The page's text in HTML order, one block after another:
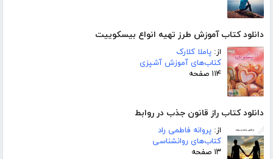
دانلود کتاب آموزش طرز تهیه انواع بیسکوییت
از: پاملا کلارک
کتاب‌های آموزش آشپزی
۱۱۴ صفحه
دانلود کتاب راز قانون جذب در روابط
از: پروانه فاطمی راد
کتاب‌های روانشناسی
۱۳ صفحه